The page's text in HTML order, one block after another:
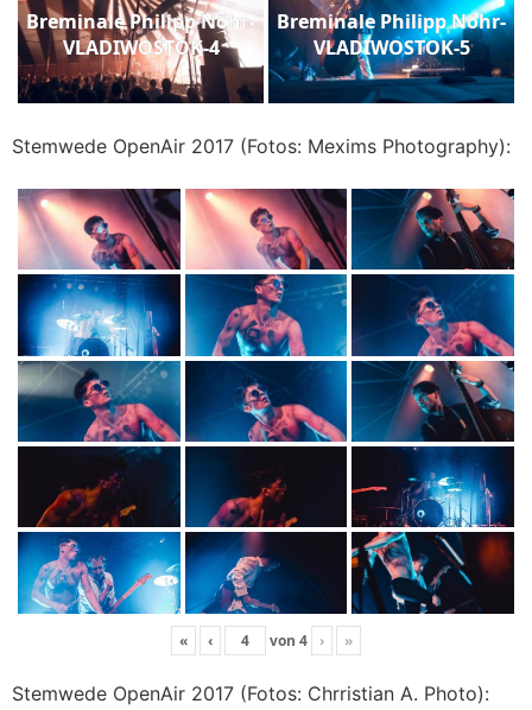
Breminale Philipp Nöhr-
VLADIWOSTOK-4
Breminale Philipp Nöhr-
VLADIWOSTOK-5
Stemwede OpenAir 2017 (Fotos: Mexims Photography):
« ‹ von 4 › »
Stemwede OpenAir 2017 (Fotos: Chrristian A. Photo):